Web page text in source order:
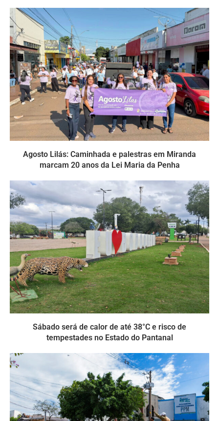
Agosto Lilás: Caminhada e palestras em Miranda
marcam 20 anos da Lei Maria da Penha
Sábado será de calor de até 38°C e risco de
tempestades no Estado do Pantanal